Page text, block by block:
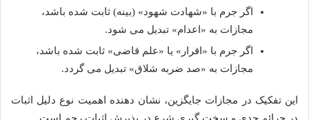
اگر جرم با «شهادت شهود» (بینه) ثابت شده باشد،
مجازات به «اعدام» تبدیل می شود.
اگر جرم با «اقرار» یا «علم قاضی» ثابت شده باشد،
مجازات به «صد ضربه شلاق» تبدیل می گردد.
این تفکیک در مجازات جایگزین، نشان دهنده اهمیت نوع دلیل اثبات